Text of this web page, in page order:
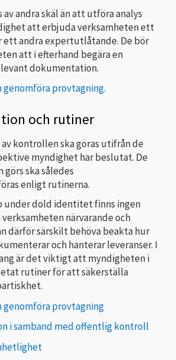
andra skäl än att utföra analys
att erbjuda verksamheten ett
ett andra expertutlåtande. De bör
att i efterhand begära en
dokumentation.
genomföra provtagning.
och rutiner
kontrollen ska göras utifrån de
myndighet har beslutat. De
ska således
enligt rutinerna.
under dold identitet finns ingen
närvarande och
därför särskilt behöva beakta hur
och hanterar leveranser. I
är det viktigt att myndigheten i
rutiner för att säkerställa
genomföra provtagning
i samband med offentlig kontroll